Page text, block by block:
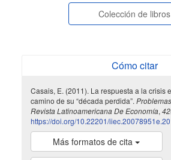
Colección de libros
Cómo citar
Casais, E. (2011). La respuesta a la crisis
camino de su “década perdida”.
Revista Latinoamericana De Economía, 42
https://doi.org/10.22201/
Más formatos de cita